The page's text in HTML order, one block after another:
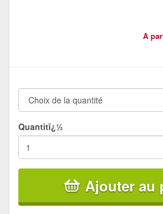
A
Quantitï¿½
Ajouter au